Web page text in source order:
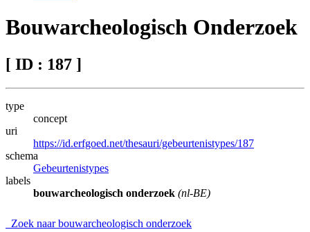
Bouwarcheologisch Onderzoek
[ ID : 187 ]
type
concept
uri
https://id.erfgoed.net/thesauri/gebeurtenistypes/187
schema
Gebeurtenistypes
labels
bouwarcheologisch onderzoek (nl-BE)
Zoek naar bouwarcheologisch onderzoek